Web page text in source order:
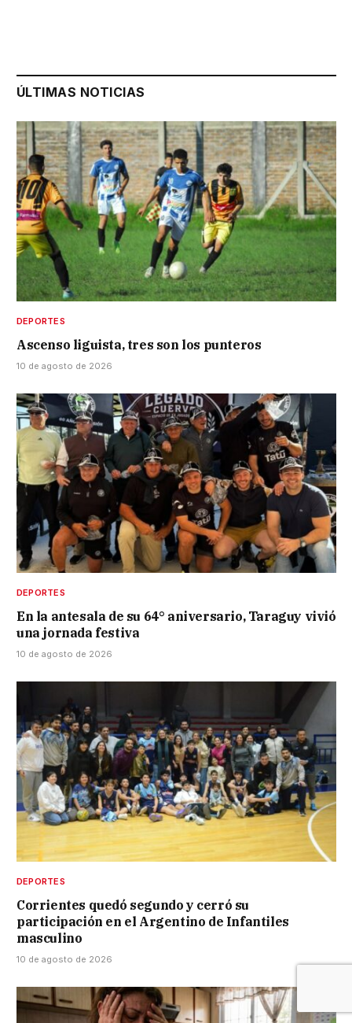
ÚLTIMAS NOTICIAS
DEPORTES
Ascenso liguista, tres son los punteros
10 de agosto de 2026
DEPORTES
En la antesala de su 64° aniversario, Taraguy vivió
una jornada festiva
10 de agosto de 2026
DEPORTES
Corrientes quedó segundo y cerró su
participación en el Argentino de Infantiles
masculino
10 de agosto de 2026